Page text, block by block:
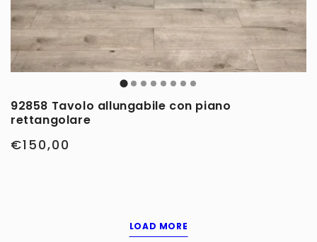
92858 Tavolo allungabile con piano
rettangolare
€150,00
LOAD MORE